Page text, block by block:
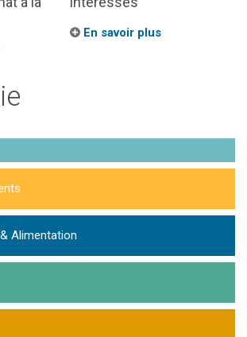
En savoir plus
Alimentation